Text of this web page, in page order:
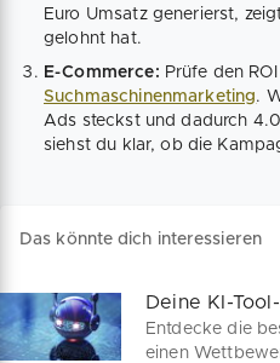
Euro Umsatz generierst,
gelohnt hat.
E-Commerce: Prüfe den
Suchmaschinenmarketing.
Ads steckst und dadurch
siehst du klar, ob die
Das könnte dich interessieren
Entdecke die
einen